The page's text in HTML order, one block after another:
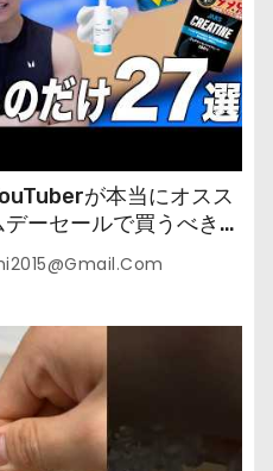
が本当にオスス
ーセールで買うべきも